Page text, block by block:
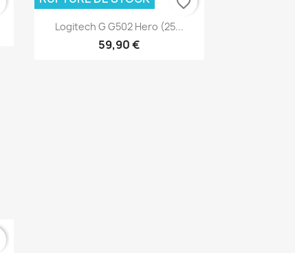
Aperçu rapide
Logitech G G502 Hero (25...
59,90 €